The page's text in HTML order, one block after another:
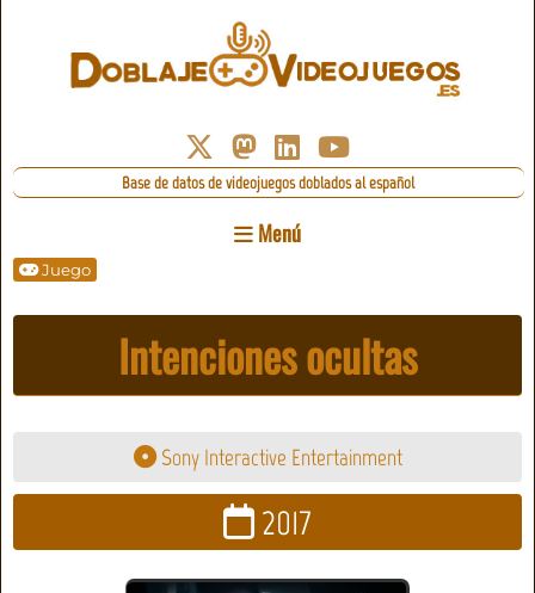
Base de datos de videojuegos doblados al español
Menú
Juego
Intenciones ocultas
Sony Interactive Entertainment
2017